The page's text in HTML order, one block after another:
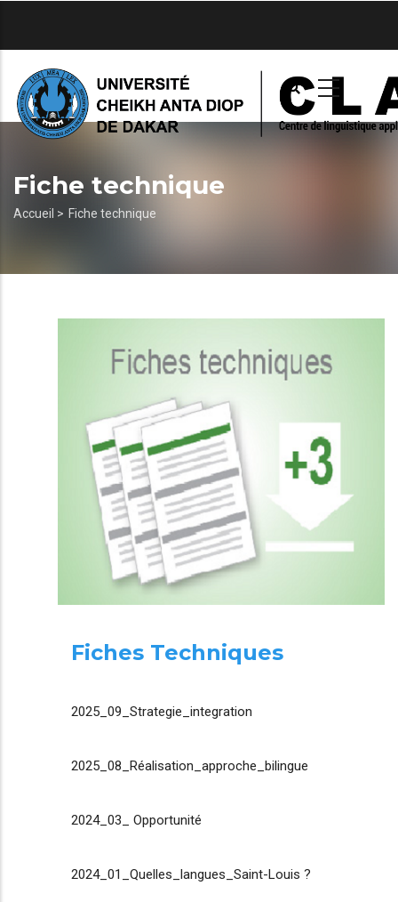
principal
Fiche technique
Fil
Accueil > Fiche technique
Fiches Techniques
2025_09_Strategie_integration
2025_08_Réalisation_approche_bilingue
2024_03_ Opportunité
2024_01_Quelles_langues_Saint-Louis ?